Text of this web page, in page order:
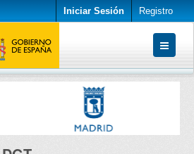
Iniciar Sesión Registro